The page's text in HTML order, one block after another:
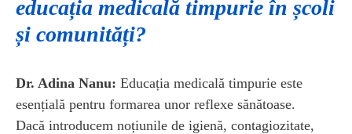
educația medicală timpurie în școli
și comunități?
Dr. Adina Nanu: Educația medicală timpurie este
esențială pentru formarea unor reflexe sănătoase.
Dacă introducem noțiunile de igienă, contagiozitate,